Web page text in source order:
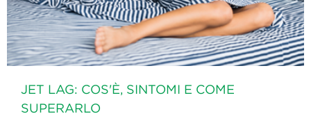
JET LAG: COS'È, SINTOMI E COME
SUPERARLO